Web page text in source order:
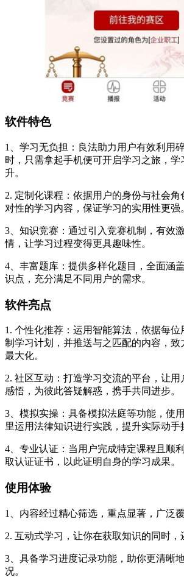
软件特色
1、学习无负担：良法助力用户有效利用
时，只需拿起手机便可开启学习之旅，学
升。
2. 定制化课程：依据用户的身份与社会
对性的学习内容，保证学习的实用性更强
3、知识竞赛：通过引入竞赛机制，有效
情，让学习过程变得更具趣味性。
4、丰富题库：提供多样化题目，全面涵
识点，充分满足不同用户的需求。
软件亮点
1. 个性化推荐：运用智能算法，依据每
制学习计划，并推送与之匹配的内容，致
最大化。
2. 社区互动：打造学习交流的平台，让用
感悟，为彼此答疑解惑，携手共同进步。
3、模拟实操：具备模拟法庭等功能，使
里运用法律知识进行实践，提升实际动手
4、专业认证：当用户完成特定课程且顺
取认证证书，以此证明自身的学习成果。
使用体验
1、内容经过精心筛选，重点显著，广泛
2. 互动式学习，让你在获取知识的同时，
3、具备学习进度记录功能，助你更清晰
况。